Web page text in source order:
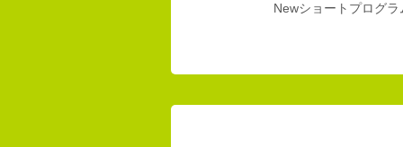
Newショートプログ